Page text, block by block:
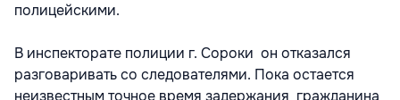
полицейскими.
В инспекторате полиции г. Сороки он отказался
разговаривать со следователями. Пока остается